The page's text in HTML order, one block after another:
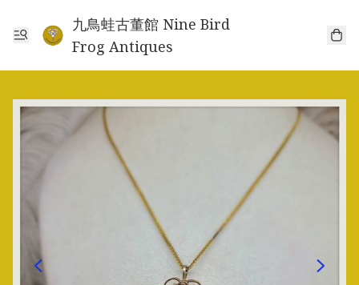
九鳥蛙古董館 Nine Bird
Frog Antiques